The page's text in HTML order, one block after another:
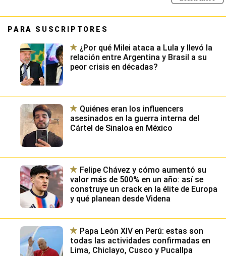
PARA SUSCRIPTORES
¿Por qué Milei ataca a Lula y llevó la
relación entre Argentina y Brasil a su
peor crisis en décadas?
Quiénes eran los influencers
asesinados en la guerra interna del
Cártel de Sinaloa en México
Felipe Chávez y cómo aumentó su
valor más de 500% en un año: así se
construye un crack en la élite de Europa
y qué planean desde Videna
Papa León XIV en Perú: estas son
todas las actividades confirmadas en
Lima, Chiclayo, Cusco y Pucallpa